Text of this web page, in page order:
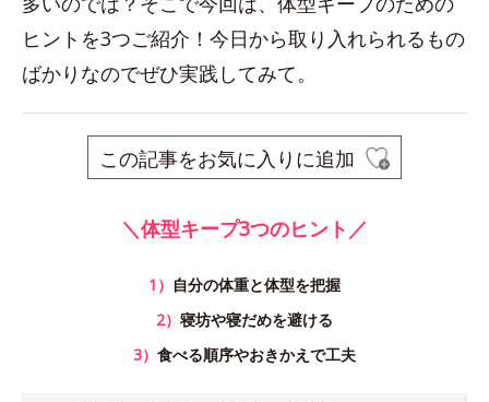
ヒントを3つご紹介！今日から取り入れられるもの
ばかりなのでぜひ実践してみて。
この記事をお気に入りに追加
＼体型キープ3つのヒント／
1） 自分の体重と体型を把握
2） 寝坊や寝だめを避ける
3） 食べる順序やおきかえで工夫